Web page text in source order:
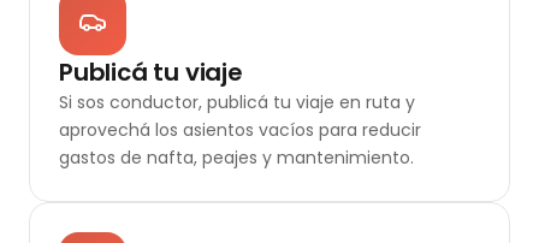
Publicá tu viaje
Si sos conductor, publicá tu viaje en ruta y
aprovechá los asientos vacíos para reducir
gastos de nafta, peajes y mantenimiento.